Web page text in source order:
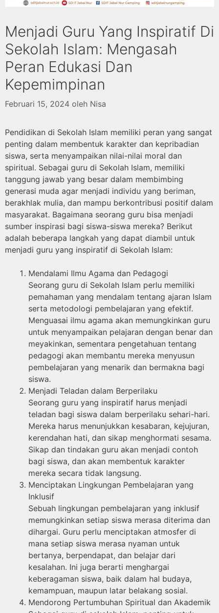
Menjadi Guru Yang Inspiratif Di
Sekolah Islam: Mengasah
Peran Edukasi Dan
Kepemimpinan
Februari 15, 2024 oleh Nisa
Pendidikan di Sekolah Islam memiliki peran yang sangat
penting dalam membentuk karakter dan kepribadian
siswa, serta menyampaikan nilai-nilai moral dan
spiritual. Sebagai guru di Sekolah Islam, memiliki
tanggung jawab yang besar dalam membimbing
generasi muda agar menjadi individu yang beriman,
berakhlak mulia, dan mampu berkontribusi positif dalam
masyarakat. Bagaimana seorang guru bisa menjadi
sumber inspirasi bagi siswa-siswa mereka? Berikut
adalah beberapa langkah yang dapat diambil untuk
menjadi guru yang inspiratif di Sekolah Islam:
Mendalami Ilmu Agama dan Pedagogi
Seorang guru di Sekolah Islam perlu memiliki
pemahaman yang mendalam tentang ajaran Islam
serta metodologi pembelajaran yang efektif.
Menguasai ilmu agama akan memungkinkan guru
untuk menyampaikan pelajaran dengan benar dan
meyakinkan, sementara pengetahuan tentang
pedagogi akan membantu mereka menyusun
pembelajaran yang menarik dan bermakna bagi
siswa.
Menjadi Teladan dalam Berperilaku
Seorang guru yang inspiratif harus menjadi
teladan bagi siswa dalam berperilaku sehari-hari.
Mereka harus menunjukkan kesabaran, kejujuran,
kerendahan hati, dan sikap menghormati sesama.
Sikap dan tindakan guru akan menjadi contoh
bagi siswa, dan akan membentuk karakter
mereka secara tidak langsung.
Menciptakan Lingkungan Pembelajaran yang
Inklusif
Sebuah lingkungan pembelajaran yang inklusif
memungkinkan setiap siswa merasa diterima dan
dihargai. Guru perlu menciptakan atmosfer di
mana setiap siswa merasa nyaman untuk
bertanya, berpendapat, dan belajar dari
kesalahan. Ini juga berarti menghargai
keberagaman siswa, baik dalam hal budaya,
kemampuan, maupun latar belakang sosial.
Mendorong Pertumbuhan Spiritual dan Akademik